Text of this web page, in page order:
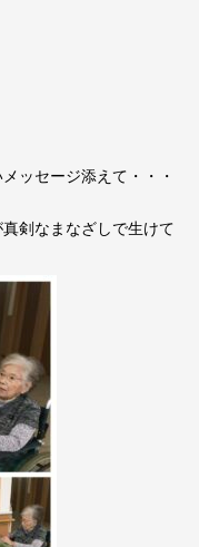
ッセージ添えて・・・
剣なまなざしで生けて